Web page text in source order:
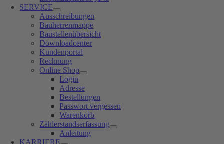
SERVICE
Ausschreibungen
Bauherrenmappe
Baustellenübersicht
Downloadcenter
Kundenportal
Rechnung
Online Shop
Login
Adresse
Bestellungen
Passwort vergessen
Warenkorb
Zählerstandserfassung
Anleitung
KARRIERE